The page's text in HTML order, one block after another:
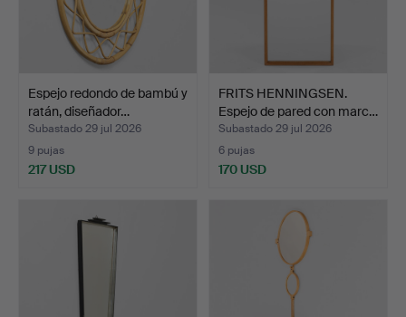
Espejo redondo de bambú y
ratán, diseñador…
Subastado 29 jul 2026
9 pujas
217 USD
FRITS HENNINGSEN.
Espejo de pared con marc…
Subastado 29 jul 2026
6 pujas
170 USD